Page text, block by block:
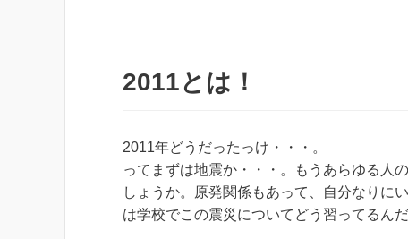
2011とは！
2011年どうだったっけ・・・。
ってまずは地震か・・・。もうあらゆる人
しょうか。原発関係もあって、自分なりに
は学校でこの震災についてどう習ってるんだ